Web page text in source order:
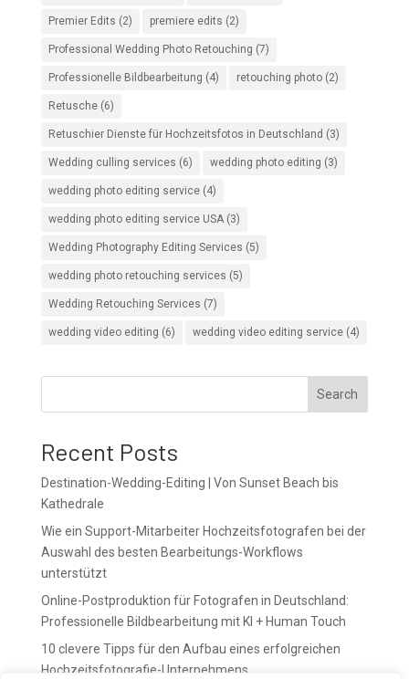
Premier Edits (2) premiere edits (2)
Professional Wedding Photo Retouching (7)
Professionelle Bildbearbeitung (4) retouching photo(2)
Retusche(6)
Retuschier Dienste für Hochzeitsfotos in Deutschland (3)
Wedding culling services (6) wedding photo editing (3)
wedding photo editing service(4)
wedding photo editing service USA(3)
Wedding Photography Editing Services (5)
wedding photo retouching services (5)
Wedding Retouching Services (7)
wedding video editing (6) wedding video editing service(4)
Search
Recent Posts
Destination-Wedding-Editing | Von Sunset Beach bis
Kathedrale
Wie ein Support-Mitarbeiter Hochzeitsfotografen bei der
Auswahl des besten Bearbeitungs-Workflows
unterstützt
Online-Postproduktion für Fotografen in Deutschland:
Professionelle Bildbearbeitung mit KI + Human Touch
10 clevere Tipps für den Aufbau eines erfolgreichen
Hochzeitsfotografie-Unternehmens